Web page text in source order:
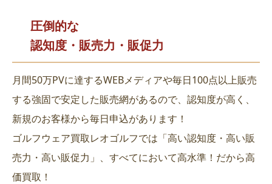
圧倒的な
認知度・販売力・販促力
月間50万PVに達するWEBメディアや毎日100点以上販売
する強固で安定した販売網があるので、認知度が高く、
新規のお客様から毎日申込があります！
ゴルフウェア買取レオゴルフでは「高い認知度・高い販
売力・高い販促力」、すべてにおいて高水準！だから高
価買取！